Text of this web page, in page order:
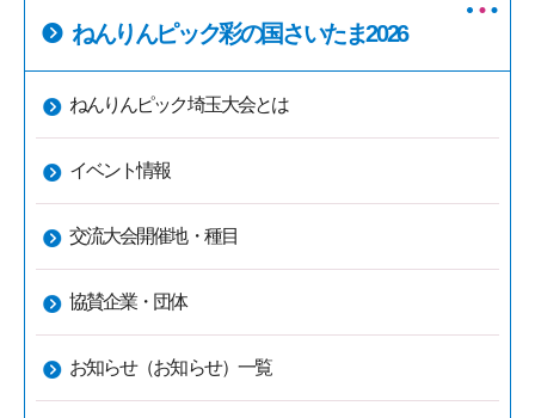
ねんりんピック彩の国さいたま2026
ねんりんピック埼玉大会とは
イベント情報
交流大会開催地・種目
協賛企業・団体
お知らせ（お知らせ）一覧